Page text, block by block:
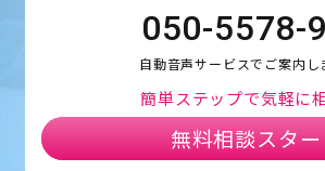
050-5578-
自動音声サービスでご案内し
簡単ステップで気軽に
無料相談スタ